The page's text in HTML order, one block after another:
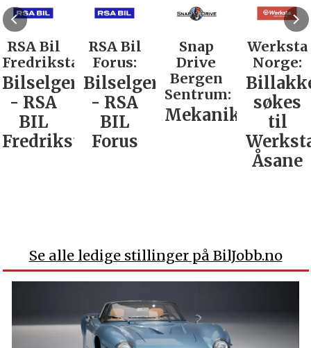
RSA Bil
Fredrikstad:
Bilselger
- RSA
BIL
Fredrikstad
RSA Bil
Forus:
Bilselger
- RSA
BIL
Forus
Snap
Drive
Bergen
Sentrum:
Mekaniker
Werksta
Norge:
søkes
til
Åsane
Se alle ledige stillinger på BilJobb.no